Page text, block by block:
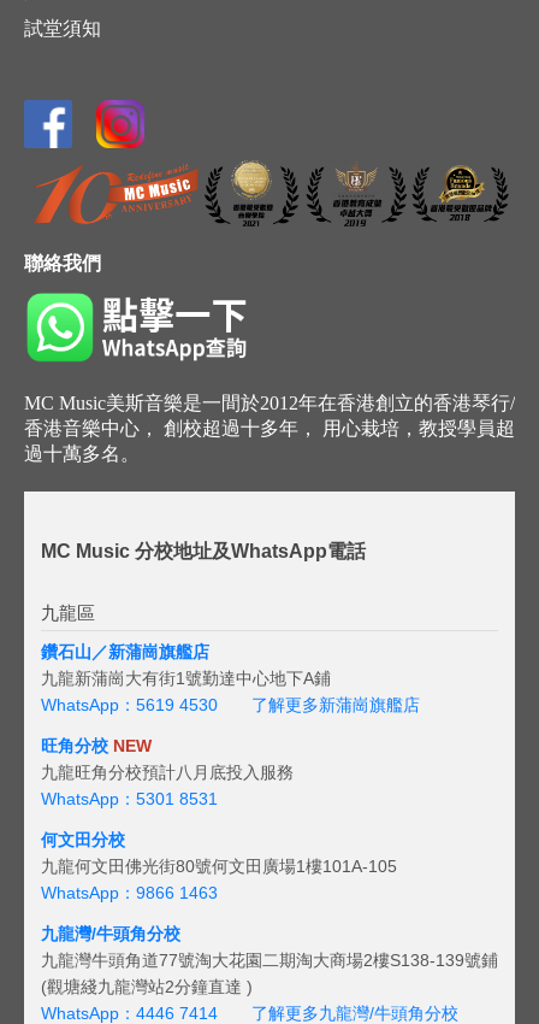
試堂須知
聯絡我們
MC Music美斯音樂是一間於2012年在香港創立的香港琴行/
香港音樂中心， 創校超過十多年， 用心栽培，教授學員超
過十萬多名。
MC Music 分校地址及WhatsApp電話
九龍區
鑽石山／新蒲崗旗艦店
九龍新蒲崗大有街1號勤達中心地下A鋪
WhatsApp：5619 4530
了解更多新蒲崗旗艦店
旺角分校 NEW
九龍旺角分校預計八月底投入服務
WhatsApp：5301 8531
何文田分校
九龍何文田佛光街80號何文田廣場1樓101A-105
WhatsApp：9866 1463
九龍灣/牛頭角分校
九龍灣牛頭角道77號淘大花園二期淘大商場2樓S138-139號鋪
(觀塘綫九龍灣站2分鐘直達 )
WhatsApp：4446 7414
了解更多九龍灣/牛頭角分校